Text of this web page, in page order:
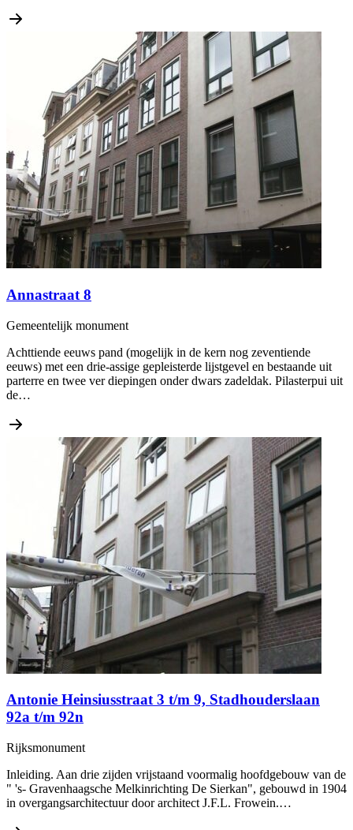
Annastraat 8
Gemeentelijk monument
Achttiende eeuws pand (mogelijk in de kern nog zeventiende
eeuws) met een drie-assige gepleisterde lijstgevel en bestaande uit
parterre en twee ver diepingen onder dwars zadeldak. Pilasterpui uit
de…
Antonie Heinsiusstraat 3 t/m 9, Stadhouderslaan
92a t/m 92n
Rijksmonument
Inleiding. Aan drie zijden vrijstaand voormalig hoofdgebouw van de
" 's- Gravenhaagsche Melkinrichting De Sierkan", gebouwd in 1904
in overgangsarchitectuur door architect J.F.L. Frowein.…